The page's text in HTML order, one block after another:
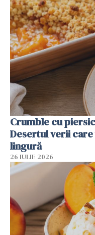
Crumble cu
Desertul verii
lingură
26 IULIE 2026